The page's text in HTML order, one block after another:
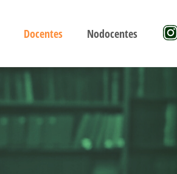
Docentes Nodocentes